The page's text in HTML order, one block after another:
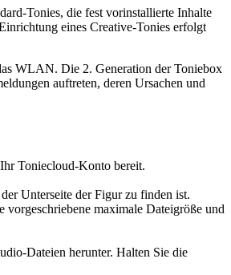
Tonies, die fest vorinstallierte Inhalte
eines Creative-Tonies erfolgt
WLAN. Die 2. Generation der Toniebox
auftreten, deren Ursachen und
Toniecloud-Konto bereit.
Unterseite der Figur zu finden ist.
maximale Dateigröße und
Dateien herunter. Halten Sie die